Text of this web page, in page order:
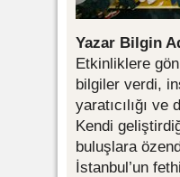
Yazar Bilgin
Etkinliklere
bilgiler verdi,
yaratıcılığı
Kendi
buluşlara
İstanbul’un